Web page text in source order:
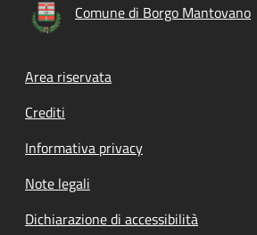
Comune di Borgo Mantovano
Footer menu
Area riservata
Crediti
Informativa privacy
Note legali
Dichiarazione di accessibilità